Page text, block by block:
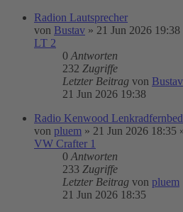
Radion Lautsprecher
von Bustav » 21 Jun 2026 19:38
LT 2
0 Antworten
232 Zugriffe
Letzter Beitrag von Bustav
21 Jun 2026 19:38
Radio Kenwood
von pluem » 21 Jun 2026 18:35
VW Crafter 1
0 Antworten
233 Zugriffe
Letzter Beitrag von pluem
21 Jun 2026 18:35